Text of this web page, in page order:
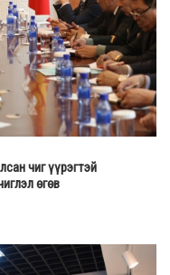
чиг үүрэгтэй
өгөв